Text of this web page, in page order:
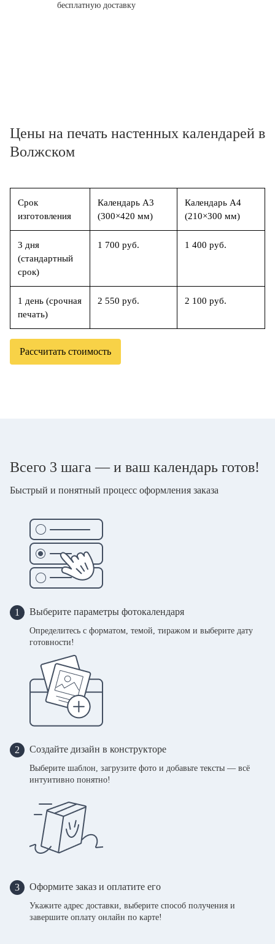
бесплатную доставку
Цены на печать настенных календарей в
Волжском
Срок
изготовления
Календарь А3
(300×420 мм)
Календарь А4
(210×300 мм)
3 дня
(стандартный
срок)
1 700 руб. 1 400 руб.
1 день (срочная
печать)
2 550 руб. 2 100 руб.
Рассчитать стоимость
Всего 3 шага — и ваш календарь готов!
Быстрый и понятный процесс оформления заказа
1 Выберите параметры фотокалендаря
Определитесь с форматом, темой, тиражом и выберите дату
готовности!
2 Создайте дизайн в конструкторе
Выберите шаблон, загрузите фото и добавьте тексты — всё
интуитивно понятно!
3 Оформите заказ и оплатите его
Укажите адрес доставки, выберите способ получения и
завершите оплату онлайн по карте!